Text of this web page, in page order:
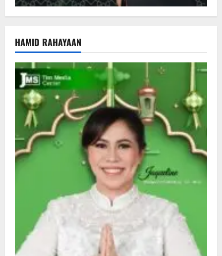
HAMID RAHAYAAN